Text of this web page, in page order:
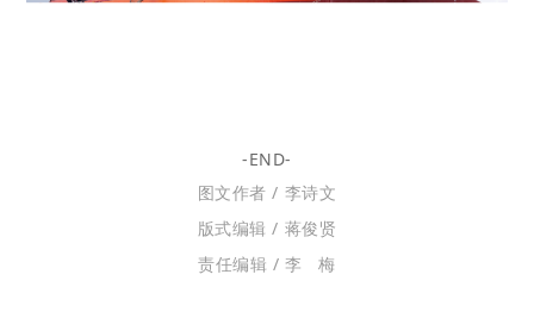
-END-
图文作者 / 李诗文
版式编辑 / 蒋俊贤
责任编辑 / 李 梅